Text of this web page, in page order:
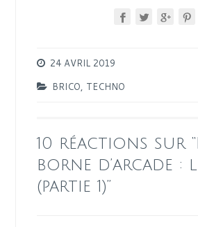
24 AVRIL 2019
BRICO, TECHNO
10 réactions sur “
borne d’arcade
(partie 1)”